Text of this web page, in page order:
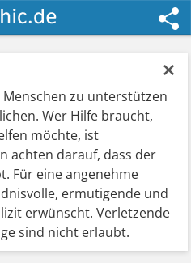
×
zu unterstützen
Wer Hilfe braucht,
möchte, ist
achten darauf, dass der
Für eine angenehme
ermutigende und
erwünscht. Verletzende
sind nicht erlaubt.